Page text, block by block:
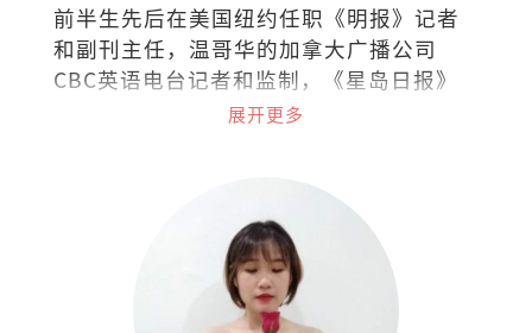
前半生先后在美国纽约任职《明报》记者
和副刊主任，温哥华的加拿大广播公司
CBC英语电台记者和监制，《星岛日报》
及《世界日报》记者，《温哥华中文电视
展开更多